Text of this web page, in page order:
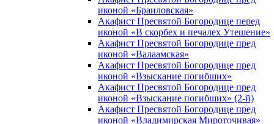
иконой «Браиловская»
Акафист Пресвятой Богородице перед
иконой «В скорбех и печалех Утешение»
Акафист Пресвятой Богородице пред
иконой «Валаамская»
Акафист Пресвятой Богородице пред
иконой «Взыскание погибших»
Акафист Пресвятой Богородице пред
иконой «Взыскание погибших» (2-й)
Акафист Пресвятой Богородице пред
иконой «Владимирская Мироточивая»